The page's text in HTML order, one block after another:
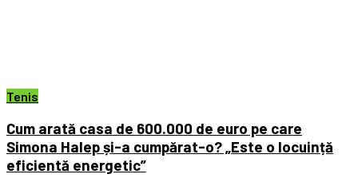
Tenis
Cum arată casa de 600.000 de euro pe care
Simona Halep și-a cumpărat-o? „Este o locuință
eficientă energetic”